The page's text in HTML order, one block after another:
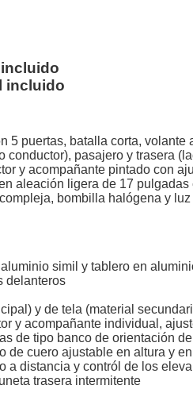
incluido
5 puertas, batalla corta,
conductor), pasajero y trasera
y acompañante pintado con
aleación ligera de 17
bombilla halógena y
simil y tablero en
delanteros
y de tela (material
y acompañante individual,
de tipo banco de orientación
de cuero ajustable en altura y
a distancia y contról de los
trasera intermitente